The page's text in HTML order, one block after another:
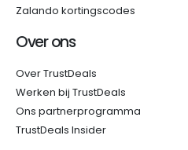
Zalando kortingscodes
Over ons
Over TrustDeals
Werken bij TrustDeals
Ons partnerprogramma
TrustDeals Insider